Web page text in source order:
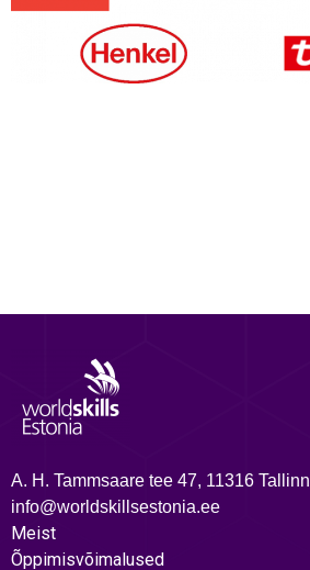
A. H. Tammsaare tee 47, 11316 Tallinn
info@worldskillsestonia.ee
Meist
Õppimisvõimalused